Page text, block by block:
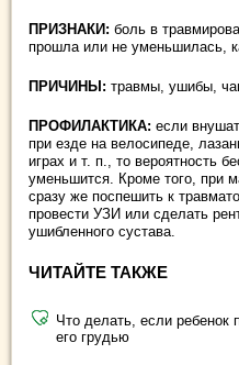
ПРИЗНАКИ: боль в
прошла или не уменьшилась,
ПРИЧИНЫ: травмы, ушибы,
ПРОФИЛАКТИКА: если
при езде на велосипеде,
играх и т. п., то вероятность
уменьшится. Кроме того, при
сразу же поспешить к
провести УЗИ или сделать
ушибленного сустава.
ЧИТАЙТЕ ТАКЖЕ
Что делать, если ребенок
его грудью